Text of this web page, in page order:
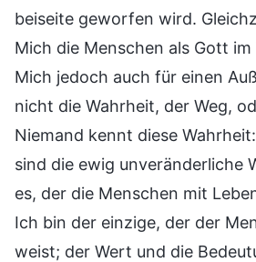
beiseite geworfen wird.
Mich die Menschen als Gott
Mich jedoch auch für einen
nicht die Wahrheit, der Weg,
Niemand kennt diese
sind die ewig unveränderliche
es, der die Menschen mit
Ich bin der einzige, der der
weist; der Wert und die